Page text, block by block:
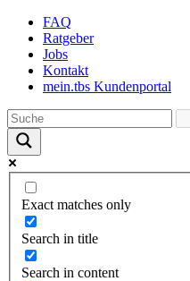
Skip
content
FAQ
Ratgeber
Jobs
Kontakt
mein.tbs Kundenportal
Exact matches only
Search in title
Search in content